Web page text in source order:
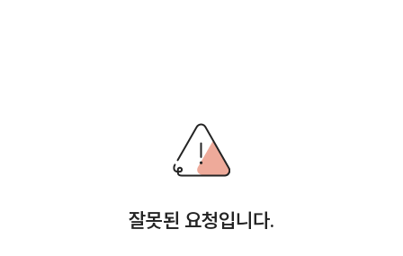
잘못된 요청입니다.